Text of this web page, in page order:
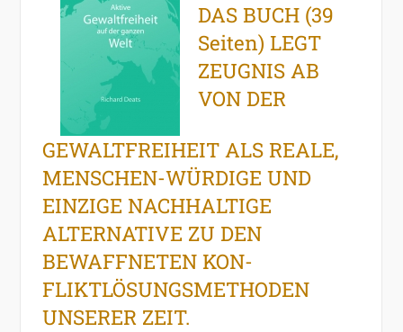
DAS BUCH (39
Seiten) LEGT
ZEUGNIS AB
VON DER
GEWALTFREIHEIT ALS REALE,
MENSCHEN-WÜRDIGE UND
EINZIGE NACHHALTIGE
ALTERNATIVE ZU DEN
BEWAFFNETEN KON-
FLIKTLÖSUNGSMETHODEN
UNSERER ZEIT.